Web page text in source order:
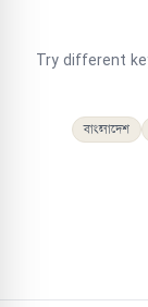
Try different
বাংলাদেশ